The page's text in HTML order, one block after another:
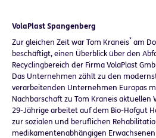
VolaPlast Spangenberg
Zur gleichen Zeit war Tom Kraneis* am
beschäftigt, einen Überblick über den
Recyclingbereich der Firma VolaPlast
Das Unternehmen zählt zu den
verarbeitenden Unternehmen Europas
Nachbarschaft zu Tom Kraneis aktuellen
29-Jährige arbeitet auf dem Bio-Hofgut
zur sozialen und beruflichen
medikamentenabhängigen